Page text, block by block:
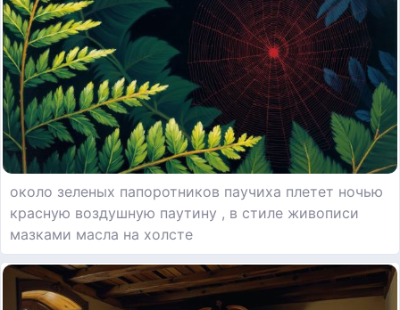
около зеленых папоротников паучиха плетет ночью
красную воздушную паутину , в стиле живописи
мазками масла на холсте